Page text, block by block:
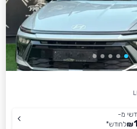
מ-
₪לחודש*